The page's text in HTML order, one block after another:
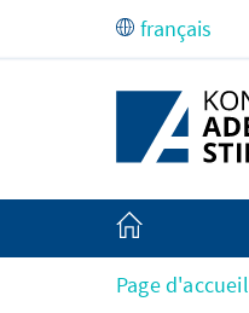
Saut au contenu principal
Page d'accueil